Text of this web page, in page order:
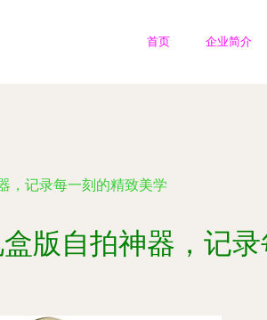
首页 企业简介
，记录每一刻的精致美学
版自拍神器，记